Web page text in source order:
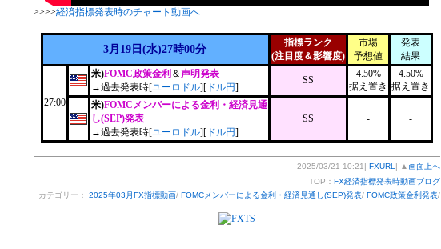
>>>>経済指標発表時のチャート動画へ
3月19日(水)27時00分
指標ランク
(注目度＆影響度)
市場
予想値
発表
結果
27:00
米)FOMC政策金利 ＆声明発表
→過去発表時[ユーロドル][ ドル円]
SS
4.50%
据え置き
4.50%
据え置き
米)FOMCメンバーによる金利・経済見通
し(SEP)発表
→過去発表時[ユーロドル][ ドル円]
SS - -
2025/03/21 10:21| FXURL | ▲ 画面上へ
TOP： FX経済指標発表時動画ブログ
カテゴリー： 2025年03月FX指標動画/ FOMCメンバーによる金利・経済見通し(SEP)発表/ FOMC政策金利発表/